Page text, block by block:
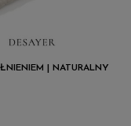
| NATURALNY